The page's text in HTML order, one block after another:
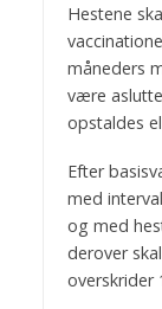
Hestene
måneders
være
opstaldes
Efter
med
og med
derover
overskrider